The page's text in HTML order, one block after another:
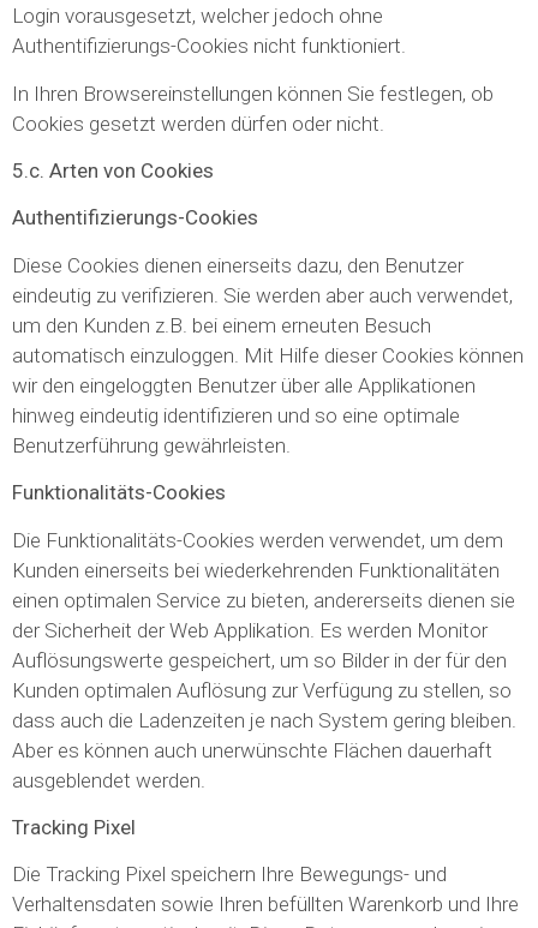
Login vorausgesetzt, welcher jedoch ohne
Authentifizierungs-Cookies nicht funktioniert.
In Ihren Browsereinstellungen können Sie festlegen, ob
Cookies gesetzt werden dürfen oder nicht.
5.c. Arten von Cookies
Authentifizierungs-Cookies
Diese Cookies dienen einerseits dazu, den Benutzer
eindeutig zu verifizieren. Sie werden aber auch verwendet,
um den Kunden z.B. bei einem erneuten Besuch
automatisch einzuloggen. Mit Hilfe dieser Cookies können
wir den eingeloggten Benutzer über alle Applikationen
hinweg eindeutig identifizieren und so eine optimale
Benutzerführung gewährleisten.
Funktionalitäts-Cookies
Die Funktionalitäts-Cookies werden verwendet, um dem
Kunden einerseits bei wiederkehrenden Funktionalitäten
einen optimalen Service zu bieten, andererseits dienen sie
der Sicherheit der Web Applikation. Es werden Monitor
Auflösungswerte gespeichert, um so Bilder in der für den
Kunden optimalen Auflösung zur Verfügung zu stellen, so
dass auch die Ladenzeiten je nach System gering bleiben.
Aber es können auch unerwünschte Flächen dauerhaft
ausgeblendet werden.
Tracking Pixel
Die Tracking Pixel speichern Ihre Bewegungs- und
Verhaltensdaten sowie Ihren befüllten Warenkorb und Ihre